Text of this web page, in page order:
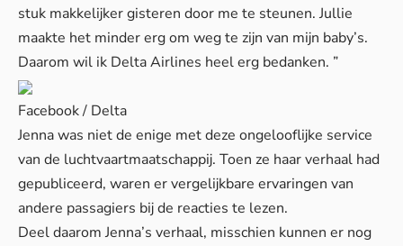
stuk makkelijker gisteren door me te steunen. Jullie
maakte het minder erg om weg te zijn van mijn baby’s.
Daarom wil ik Delta Airlines heel erg bedanken. ”
Facebook / Delta
Jenna was niet de enige met deze ongelooflijke service
van de luchtvaartmaatschappij. Toen ze haar verhaal had
gepubliceerd, waren er vergelijkbare ervaringen van
andere passagiers bij de reacties te lezen.
Deel daarom Jenna’s verhaal, misschien kunnen er nog